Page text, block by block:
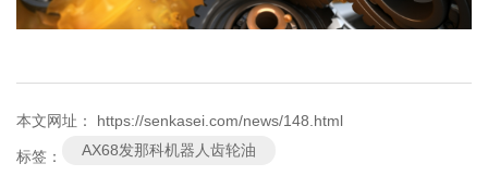
本文网址： https://senkasei.com/news/148.html
标签： AX68发那科机器人齿轮油